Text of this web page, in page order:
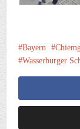
Bayern
Wasserburger